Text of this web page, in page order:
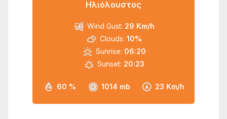
Ηλιόλουστος
60 % 1014 mb 23 Km/h
Wind Gust: 29 Km/h
Clouds: 10%
Sunrise: 06:20
Sunset: 20:23